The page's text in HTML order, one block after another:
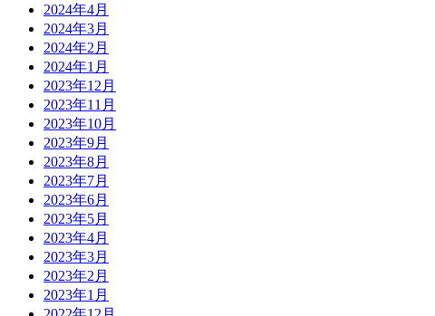
2024年4月
2024年3月
2024年2月
2024年1月
2023年12月
2023年11月
2023年10月
2023年9月
2023年8月
2023年7月
2023年6月
2023年5月
2023年4月
2023年3月
2023年2月
2023年1月